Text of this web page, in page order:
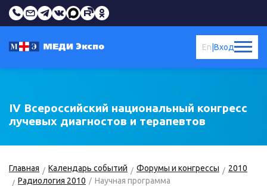
Вход
En
IV Всероссийский национальный конгресс
лучевых диагностов и терапевтов
Главная Календарь событий Форумы и конгрессы
2010
Радиология 2010
Научная программа